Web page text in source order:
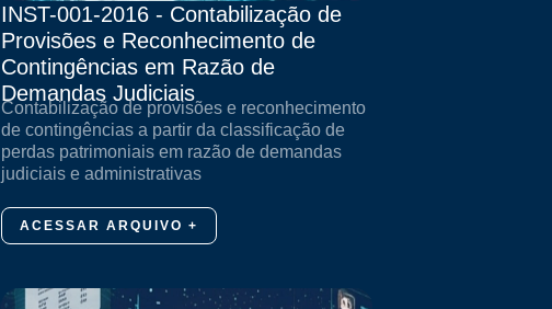
INST-001-2016 - Contabilização de
Provisões e Reconhecimento de
Contingências em Razão de
Demandas Judiciais
Contabilização de provisões e reconhecimento
de contingências a partir da classificação de
perdas patrimoniais em razão de demandas
judiciais e administrativas
ACESSAR ARQUIVO +